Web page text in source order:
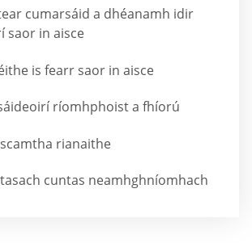
cumarsáid a dhéanamh idir
saor in aisce
is fearr saor in aisce
ríomhphoist a fhíorú
rianaithe
cuntas neamhghníomhach